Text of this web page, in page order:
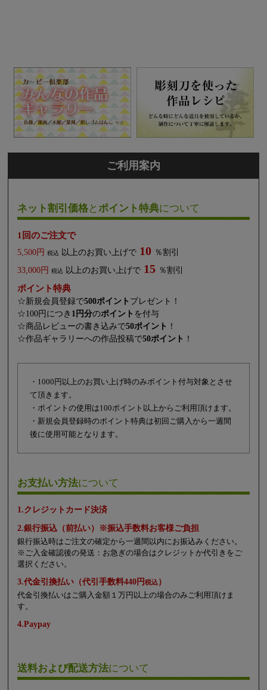
ご利用案内
ネット割引価格とポイント特典について
1回のご注文で
5,500円 税込 以上のお買い上げで 10 ％割引
33,000円
税込 以上のお買い上げで 15 ％割引
ポイント特典
☆新規会員登録で500ポイント プレゼント！
☆100円につき 1円分のポイント を付与
☆商品レビューの書き込みで50ポイント ！
☆作品ギャラリーへの作品投稿で50ポイント ！
・1000円以上のお買い上げ時のみポイント付与対象とさせ
て頂きます。
・ポイントの使用は100ポイント以上からご利用頂けます。
・新規会員登録時のポイント特典は初回ご購入から一週間
後に使用可能となります。
お支払い方法について
1.クレジットカード決済
2.銀行振込（前払い）※振込手数料お客様ご負担
銀行振込時はご注文の確定から一週間以内にお振込みください。
※ご入金確認後の発送：お急ぎの場合はクレジットか代引きをご
選択ください。
3.代金引換払い（代引手数料440円税込）
代金引換払いはご購入金額１万円以上の場合のみご利用頂けま
す。
4.Paypay
送料および配送方法について